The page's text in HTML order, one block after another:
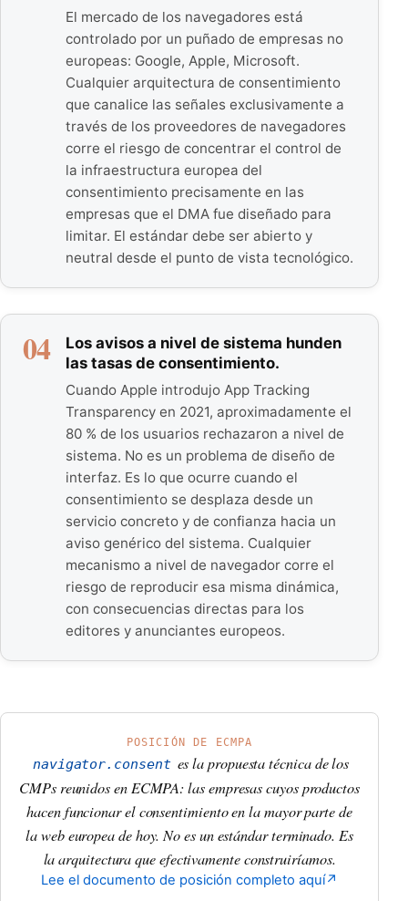
El mercado de los navegadores está
controlado por un puñado de empresas no
europeas: Google, Apple, Microsoft.
Cualquier arquitectura de consentimiento
que canalice las señales exclusivamente a
través de los proveedores de navegadores
corre el riesgo de concentrar el control de
la infraestructura europea del
consentimiento precisamente en las
empresas que el DMA fue diseñado para
limitar. El estándar debe ser abierto y
neutral desde el punto de vista tecnológico.
04
Los avisos a nivel de sistema hunden
las tasas de consentimiento.
Cuando Apple introdujo App Tracking
Transparency en 2021, aproximadamente el
80 % de los usuarios rechazaron a nivel de
sistema. No es un problema de diseño de
interfaz. Es lo que ocurre cuando el
consentimiento se desplaza desde un
servicio concreto y de confianza hacia un
aviso genérico del sistema. Cualquier
mecanismo a nivel de navegador corre el
riesgo de reproducir esa misma dinámica,
con consecuencias directas para los
editores y anunciantes europeos.
POSICIÓN DE ECMPA
navigator.consent es la propuesta técnica de los
CMPs reunidos en ECMPA: las empresas cuyos productos
hacen funcionar el consentimiento en la mayor parte de
la web europea de hoy. No es un estándar terminado. Es
la arquitectura que efectivamente construiríamos.
Lee el documento de posición completo aquí↗